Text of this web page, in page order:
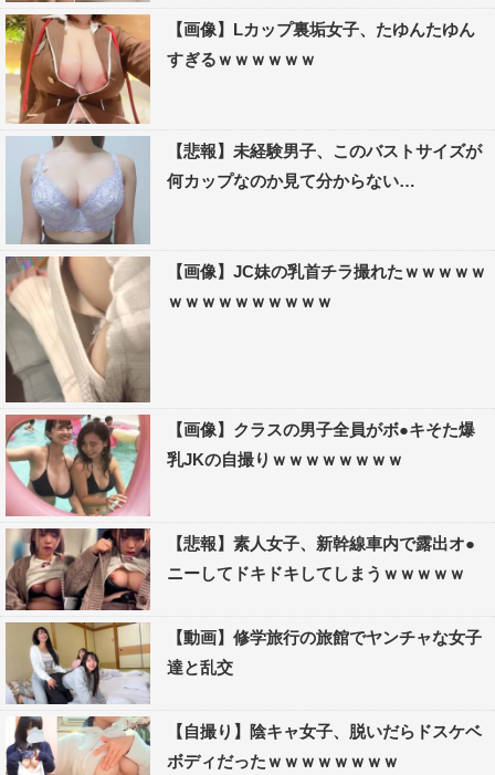
【画像】Lカップ裏垢女子、たゆんたゆん
すぎるｗｗｗｗｗｗ
【悲報】未経験男子、このバストサイズが
何カップなのか見て分からない…
【画像】JC妹の乳首チラ撮れたｗｗｗｗｗ
ｗｗｗｗｗｗｗｗｗｗ
【画像】クラスの男子全員がボ●キそた爆
乳JKの自撮りｗｗｗｗｗｗｗｗ
【悲報】素人女子、新幹線車内で露出オ●
ニーしてドキドキしてしまうｗｗｗｗｗ
【動画】修学旅行の旅館でヤンチャな女子
達と乱交
【自撮り】陰キャ女子、脱いだらドスケベ
ボディだったｗｗｗｗｗｗｗｗ